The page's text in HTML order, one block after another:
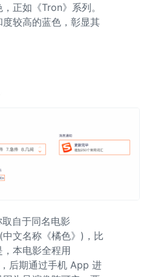
正如《Tron》系列。
较高的蓝色，彰显其
自于同名电影
中文名称《橘色》)，比
本电影全程用
后期通过手机 App 进